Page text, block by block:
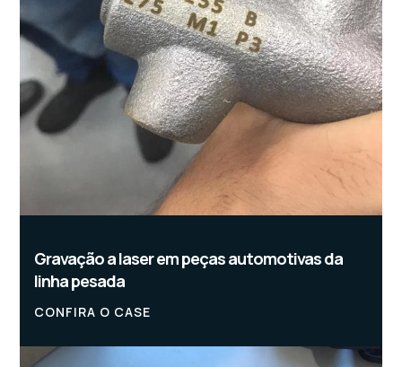
Gravação a laser em peças automotivas da
linha pesada
CONFIRA O CASE